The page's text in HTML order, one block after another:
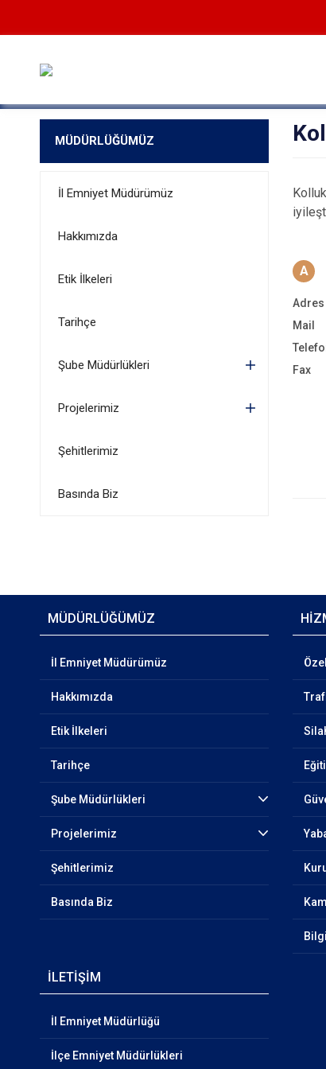
MÜDÜRLÜĞÜMÜZ
İl Emniyet Müdürümüz
Hakkımızda
Etik İlkeleri
Tarihçe
Şube Müdürlükleri
Projelerimiz
Şehitlerimiz
Basında Biz
A
Adres
Mail
Fax
MÜDÜRLÜĞÜMÜZ
İl Emniyet Müdürümüz
Hakkımızda
Etik İlkeleri
Tarihçe
Şube Müdürlükleri
Projelerimiz
Şehitlerimiz
Basında Biz
İLETİŞİM
İl Emniyet Müdürlüğü
İlçe Emniyet Müdürlükleri